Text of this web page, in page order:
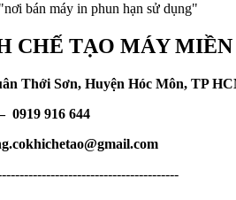
nơi bán máy in phun hạn sử dụng"
CHẾ TẠO MÁY
Thới Sơn, Huyện Hóc Môn, TP
0919 916 644